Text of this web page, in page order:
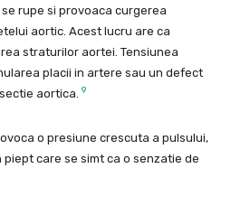
rupe si provoaca curgerea
aortic. Acest lucru are ca
straturilor aortei. Tensiunea
placii in artere sau un defect
aortica.
9
o presiune crescuta a pulsului,
care se simt ca o senzatie de